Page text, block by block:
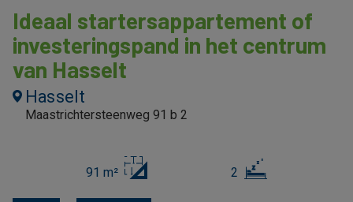
Ideaal startersappartement of
investeringspand in het centrum
van Hasselt
Hasselt
Maastrichtersteenweg 91 b 2
91 m² 2